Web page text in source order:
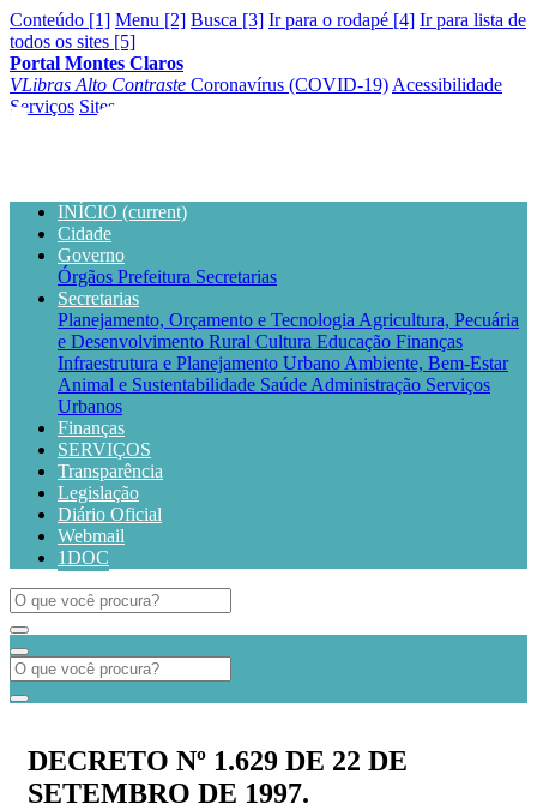
Conteúdo [1] Menu [2] Busca [3] Ir para o rodapé [4] Ir para lista de
todos os sites [5]
Portal Montes Claros
VLibras Alto Contraste Coronavírus (COVID-19) Acessibilidade
Serviços Sites
INÍCIO (current)
Cidade
Governo
Órgãos Prefeitura Secretarias
Secretarias
Planejamento, Orçamento e Tecnologia Agricultura, Pecuária
e Desenvolvimento Rural Cultura Educação Finanças
Infraestrutura e Planejamento Urbano Ambiente, Bem-Estar
Animal e Sustentabilidade Saúde Administração Serviços
Urbanos
Finanças
SERVIÇOS
Transparência
Legislação
Diário Oficial
Webmail
1DOC
DECRETO Nº 1.629 DE 22 DE
SETEMBRO DE 1997.